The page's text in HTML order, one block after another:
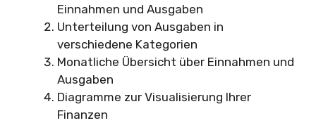
Einnahmen und Ausgaben
Unterteilung von Ausgaben in
verschiedene Kategorien
Monatliche Übersicht über Einnahmen und
Ausgaben
Diagramme zur Visualisierung Ihrer
Finanzen